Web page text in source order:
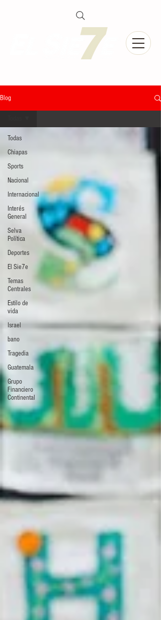
Blog
Todas
Chiapas
Sports
Nacional
Internacional
Interés
General
Selva
Política
Deportes
El Sie7e
Temas
Centrales
Estilo de
vida
Israel
bano
Tragedia
Guatemala
Grupo
Financiero
Continental